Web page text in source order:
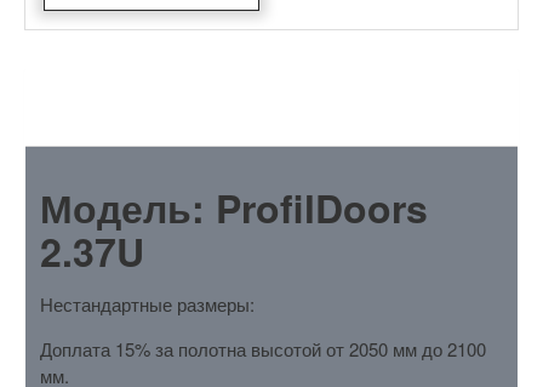
Модель: ProfilDoors
2.37U
Нестандартные размеры:
Доплата 15% за полотна высотой от 2050 мм до 2100
мм.